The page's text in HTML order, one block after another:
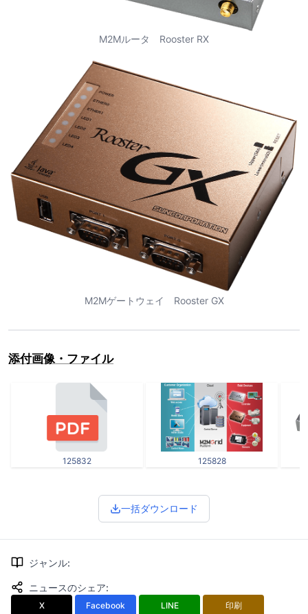
M2Mルータ Rooster RX
M2Mゲートウェイ Rooster GX
添付画像・ファイル
125832 125828
一括ダウンロード
ジャンル:
ニュースのシェア:
X Facebook LINE 印刷